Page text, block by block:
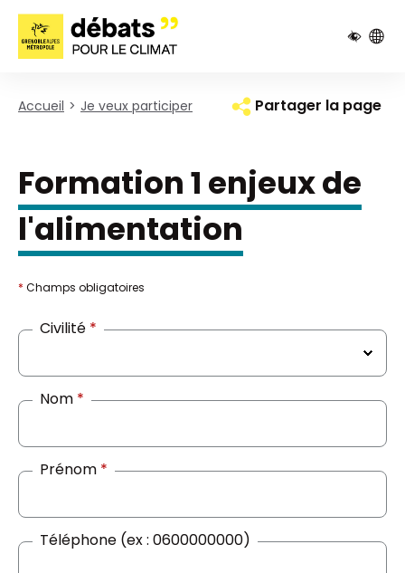
Panneau de gestion des cookies
Accueil Je veux participer Partager la page
Formation 1 enjeux de
l'alimentation
* Champs obligatoires
Civilité *
Nom *
Prénom *
Téléphone (ex : 0600000000)